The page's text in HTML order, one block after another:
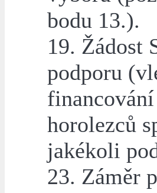
bodu 13.).
19. Žádost
podporu
horolezců
jakékoli
23. Záměr